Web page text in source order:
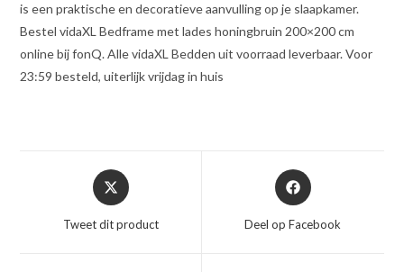
is een praktische en decoratieve aanvulling op je slaapkamer.
Bestel vidaXL Bedframe met lades honingbruin 200×200 cm
online bij fonQ. Alle vidaXL Bedden uit voorraad leverbaar. Voor
23:59 besteld, uiterlijk vrijdag in huis
Opent
in
nieuw
Tweet dit product
Opent
in
nieuw
Deel op Facebook